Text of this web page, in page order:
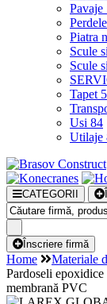
Pavaje
Piatra
Scule
Scule
Tapet 5
Usi 84
Utilaje
CATEGORII
Înscriere firmă
Home Materiale
Pardoseli
membrană PVC